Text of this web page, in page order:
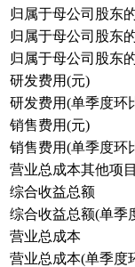
归属于母公司股东
归属于母公司股东
归属于母公司股东
研发费用(元)
研发费用(单季度环
销售费用(元)
销售费用(单季度环
营业总成本其他项目
综合收益总额
综合收益总额(单季
营业总成本
营业总成本(单季度